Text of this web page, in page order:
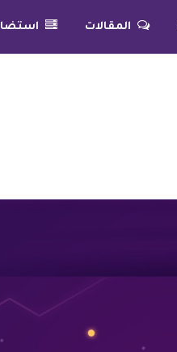
المقالات